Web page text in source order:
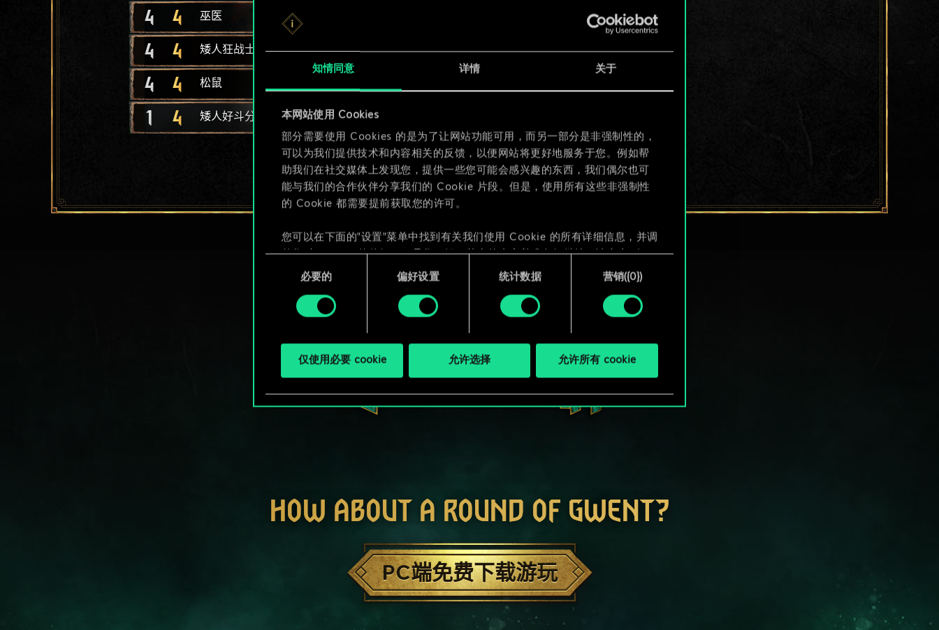
知情同意 详情 关于
本网站使用 Cookies
部分需要使用 Cookies 的是为了让网站功能可用，而另一部分是非强制性的，
可以为我们提供技术和内容相关的反馈，以便网站将更好地服务于您。例如帮
助我们在社交媒体上发现您，提供一些您可能会感兴趣的东西，我们偶尔也可
能与我们的合作伙伴分享我们的 Cookie 片段。但是，使用所有这些非强制性
的 Cookie 都需要提前获取您的许可。
您可以在下面的"设置"菜单中找到有关我们使用 Cookie 的所有详细信息，并调
整您对 Cookie 的偏好。一旦您了解了其中的内容并准备好继续，请点击"确
定"。
必要的 偏好设置 统计数据 营销({0})
仅使用必要 cookie 允许选择 允许所有 cookie
4 4 巫医
4 4 矮人狂战士 x2
4 4 松鼠
1 4 矮人好斗分子
HOW ABOUT A ROUND OF GWENT?
PC端免费下载游玩